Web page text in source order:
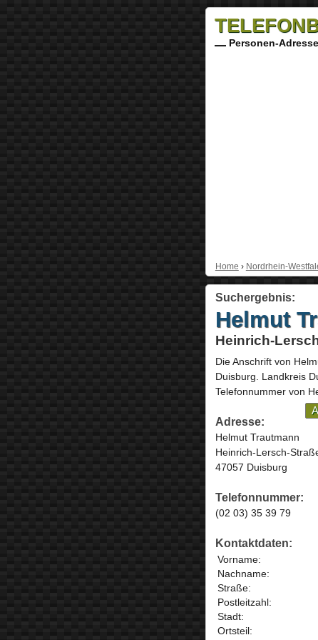
Personen-
Home › Nordrhein-
Suchergebnis:
Helmut
Heinrich-
Die Anschrift von
Duisburg . Landkreis
Telefonnummer von
Adresse:
Helmut Trautmann
Heinrich-Lersch-
47057 Duisburg
Telefonnummer:
(02 03) 35 39 79
Kontaktdaten:
Vorname:
Nachname:
Straße:
Postleitzahl:
Stadt:
Ortsteil: